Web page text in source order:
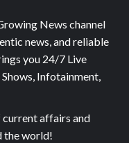
News channel
news, and reliable
you 24/7 Live
Infotainment,
affairs and
the world!